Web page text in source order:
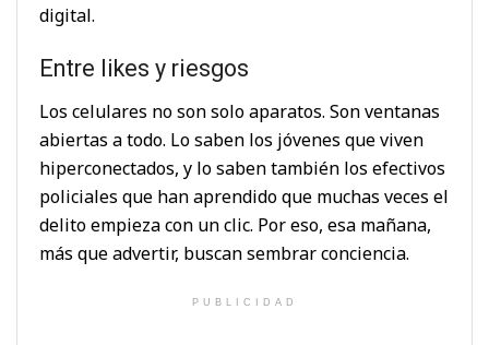
digital.
Entre likes y riesgos
Los celulares no son solo aparatos. Son ventanas
abiertas a todo. Lo saben los jóvenes que viven
hiperconectados, y lo saben también los efectivos
policiales que han aprendido que muchas veces el
delito empieza con un clic. Por eso, esa mañana,
más que advertir, buscan sembrar conciencia.
PUBLICIDAD